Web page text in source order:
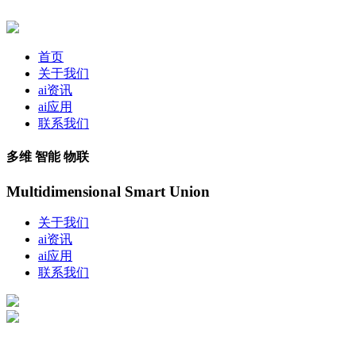
首页
关于我们
ai资讯
ai应用
联系我们
多维 智能 物联
Multidimensional Smart Union
关于我们
ai资讯
ai应用
联系我们